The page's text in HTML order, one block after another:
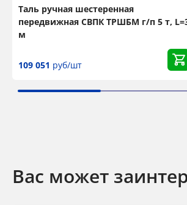
Таль ручная шестеренная
передвижная СВПК ТРШБМ г/п 5 т,
м
109 051 руб/шт
Вас может